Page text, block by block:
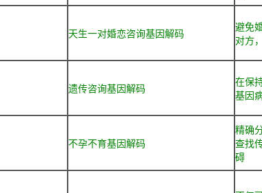
天生一对婚恋咨询基因解码
避免
对方
遗传咨询基因解码
在保
基因
不孕不育基因解码
精确
查找
碍